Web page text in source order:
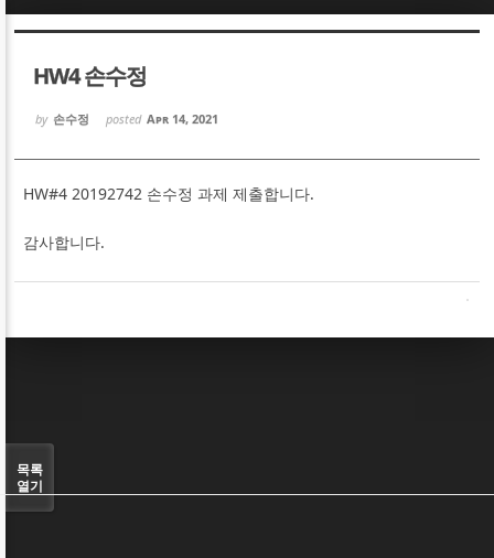
HW4 손수정
by 손수정 posted Apr 14, 2021
HW#4 20192742 손수정 과제 제출합니다.
감사합니다.
목록
열기
Sketchbook5, 스케치북5
Sketchbook5, 스케치북5
Sketchbook5, 스케치북5
Sketchbook5, 스케치북5